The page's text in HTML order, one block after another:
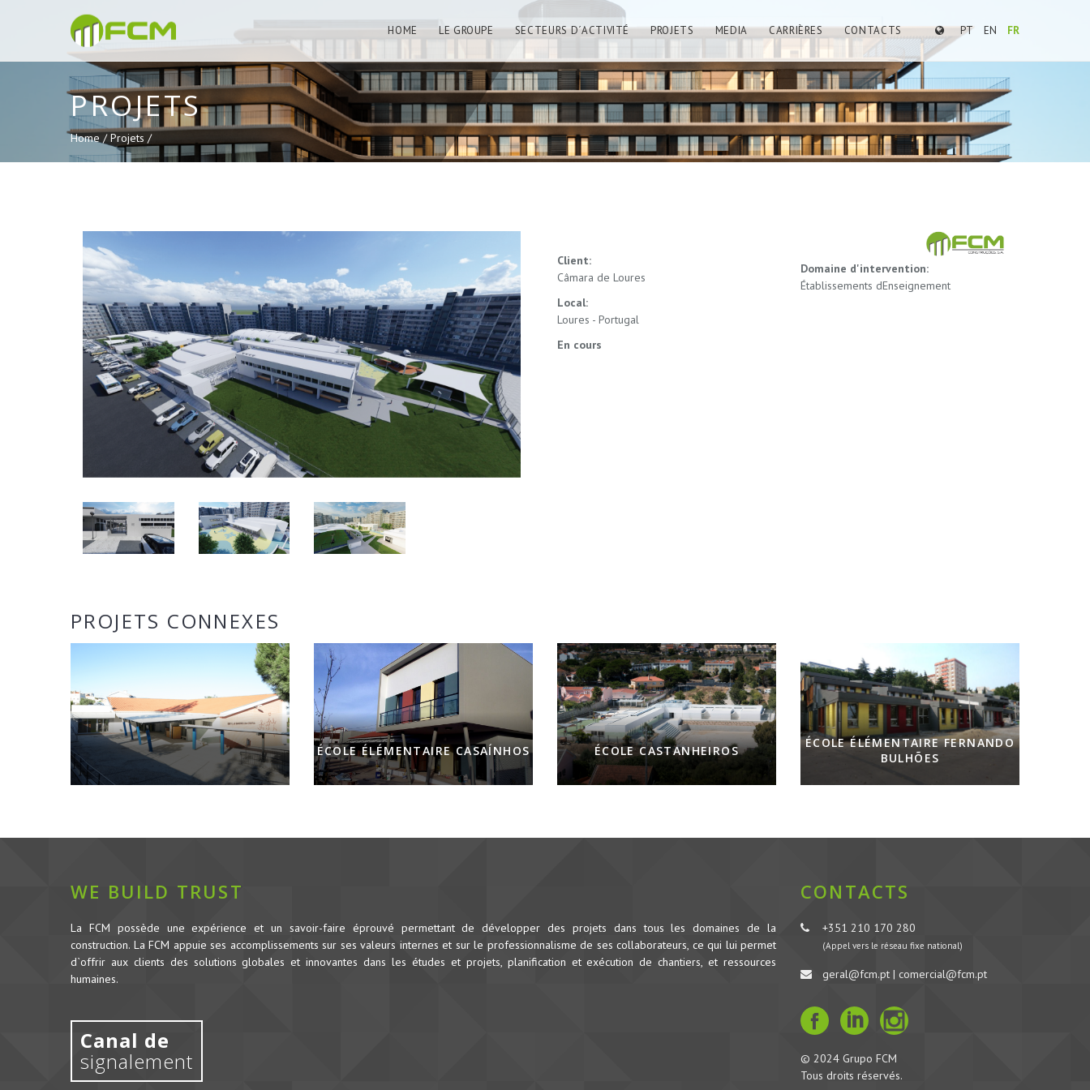
PT EN FR
HOME LE GROUPE SECTEURS D´ACTIVITÉ PROJETS MEDIA CARRIÈRES CONTACTS
PROJETS
Home /Projets /
Client:
Câmara de Loures
Local:
Loures - Portugal
En cours
Domaine d'intervention:
Établissements dEnseignement
PROJETS CONNEXES
ÉCOLE ÉLÉMENTAIRE CASAÍNHOS ÉCOLE CASTANHEIROS
ÉCOLE ÉLÉMENTAIRE FERNANDO
BULHÕES
WE BUILD TRUST
La FCM possède une expérience et un savoir-faire éprouvé permettant de développer des projets dans tous les domaines de la
construction. La FCM appuie ses accomplissements sur ses valeurs internes et sur le professionnalisme de ses collaborateurs, ce qui lui permet
d`offrir aux clients des solutions globales et innovantes dans les études et projets, planification et exécution de chantiers, et ressources
humaines.
Canal de
signalement
CONTACTS
+351 210 170 280
(Appel vers le réseau fixe national)
geral@fcm.pt | comercial@fcm.pt
© 2024 Grupo FCM
Tous droits réservés.